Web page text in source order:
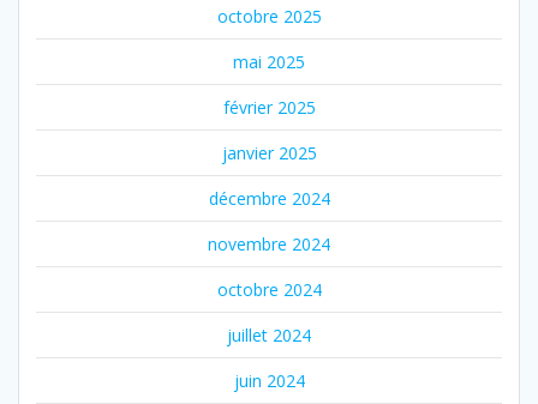
octobre 2025
mai 2025
février 2025
janvier 2025
décembre 2024
novembre 2024
octobre 2024
juillet 2024
juin 2024